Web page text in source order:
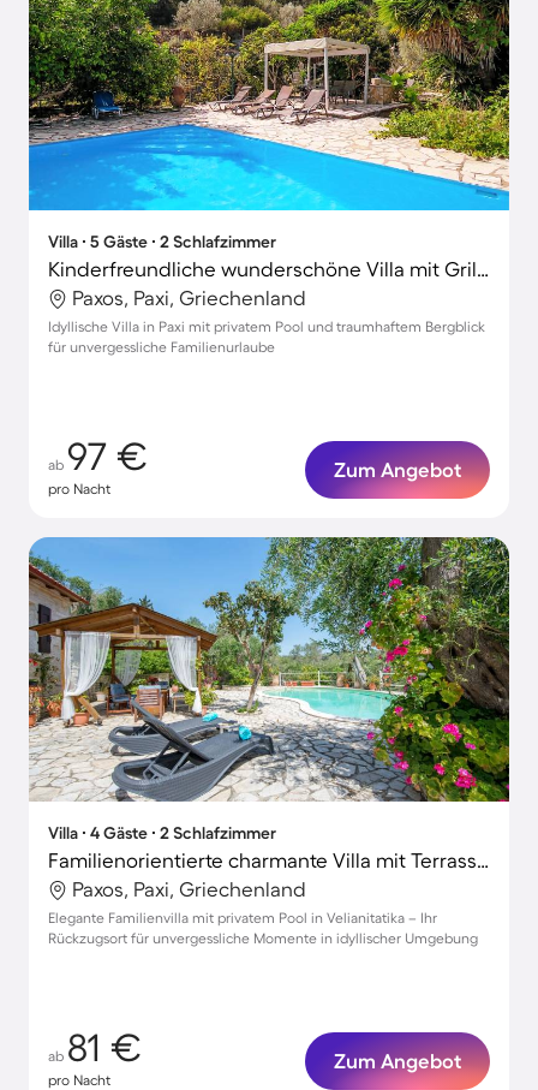
Villa ∙ 5 Gäste ∙ 2 Schlafzimmer
Kinderfreundliche wunderschöne Villa mit Grill, privatem Pool und Terrasse | Bergblick
Paxos, Paxi, Griechenland
Idyllische Villa in Paxi mit privatem Pool und traumhaftem Bergblick
für unvergessliche Familienurlaube
ab 97 €
pro Nacht
Zum Angebot
Villa ∙ 4 Gäste ∙ 2 Schlafzimmer
Familienorientierte charmante Villa mit Terrasse, Garten und Grill | Gartenblick
Paxos, Paxi, Griechenland
Elegante Familienvilla mit privatem Pool in Velianitatika – Ihr
Rückzugsort für unvergessliche Momente in idyllischer Umgebung
ab 81 €
pro Nacht
Zum Angebot